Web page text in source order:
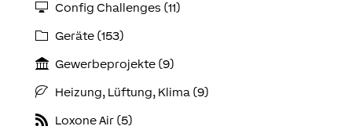
Config Challenges (11)
Geräte (153)
Gewerbeprojekte (9)
Heizung, Lüftung, Klima (9)
Loxone Air (5)